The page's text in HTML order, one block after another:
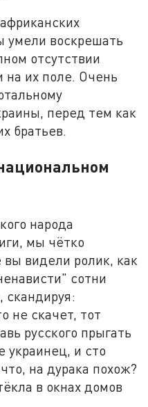
умели воскрешать
отсутствии
на их поле. Очень
перед тем как
братьев.
народа
мы чётко
вы видели ролик, как
сотни
скандируя:
не скачет, тот
русского прыгать
украинец, и сто
на дурака похож?
в окнах домов